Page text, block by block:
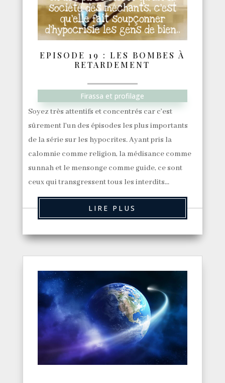
EPISODE 19 : LES BOMBES À
RETARDEMENT
Firassa et profilage
Soyez très attentifs et concentrés car c’est
sûrement l'un des épisodes les plus importants
de la série sur les hypocrites. Ayant pris la
calomnie comme religion, la médisance comme
sunnah et le mensonge comme guide, ce sont
ceux qui transgressent tous les interdits...
LIRE PLUS